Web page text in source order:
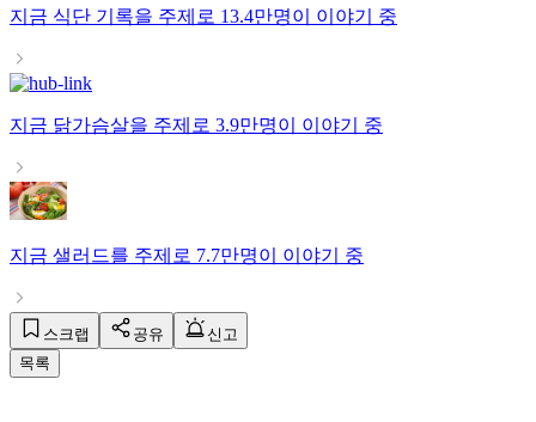
지금 식단 기록을 주제로 13.4만명이 이야기 중
지금 닭가슴살을 주제로 3.9만명이 이야기 중
지금 샐러드를 주제로 7.7만명이 이야기 중
스크랩 공유
신고
목록